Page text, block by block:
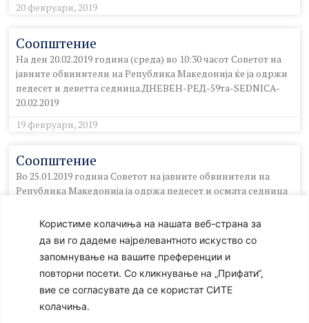
Користиме колачиња на нашата веб-страна за
да ви го дадеме најрелевантното искуство со
запомнување на вашите преференции и
повторни посети. Со кликнување на „Прифати“,
вие се согласувате да се користат СИТЕ
колачиња.
20 февруари, 2019
Соопштение
На ден 20.02.2019 година (среда) во 10:30 часот Советот на
јавните обвинители на Република Македонија ќе ја одржи
педесет и деветта седница.ДНЕВЕН-РЕД-59та-SEDNICA-
20.02.2019
19 февруари, 2019
Соопштение
Во 25.01.2019 година Советот на јавните обвинители на
Република Македонија ја одржа педесет и осмата седница
29 јануари, 2019
Соопштение
Во 25.01.2019 година Советот на јавните обвинители ја
одржа педесет и осмата седница на која беше избрана
Милка Спиркоска за Основен јавен обвинител во